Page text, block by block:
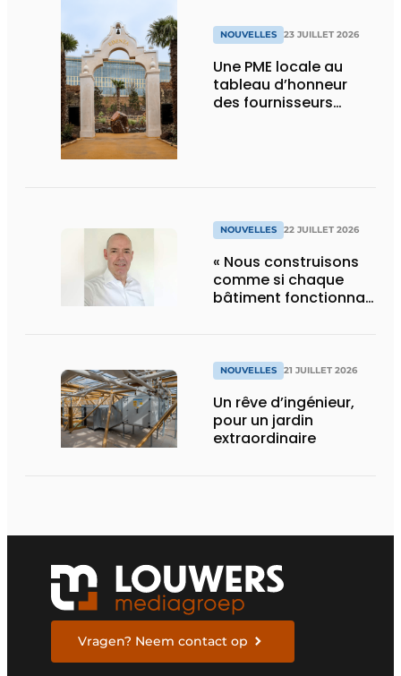
NOUVELLES 23 JUILLET 2026
Une PME locale au
tableau d’honneur
des fournisseurs
NOUVELLES 22 JUILLET 2026
« Nous construisons
comme si chaque
bâtiment fonctionnait
» NOUVELLES 21 JUILLET 2026
Un rêve d’ingénieur,
pour un jardin
extraordinaire
Vragen? Neem contact op